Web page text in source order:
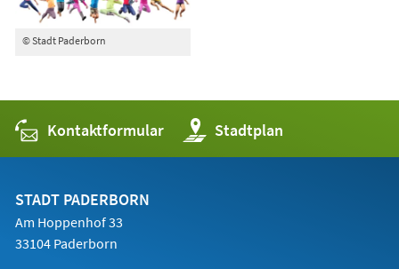
© Stadt Paderborn
Kontaktformular Stadtplan
(Öffnet
in
einem
STADT PADERBORN
Am Hoppenhof 33
33104 Paderborn